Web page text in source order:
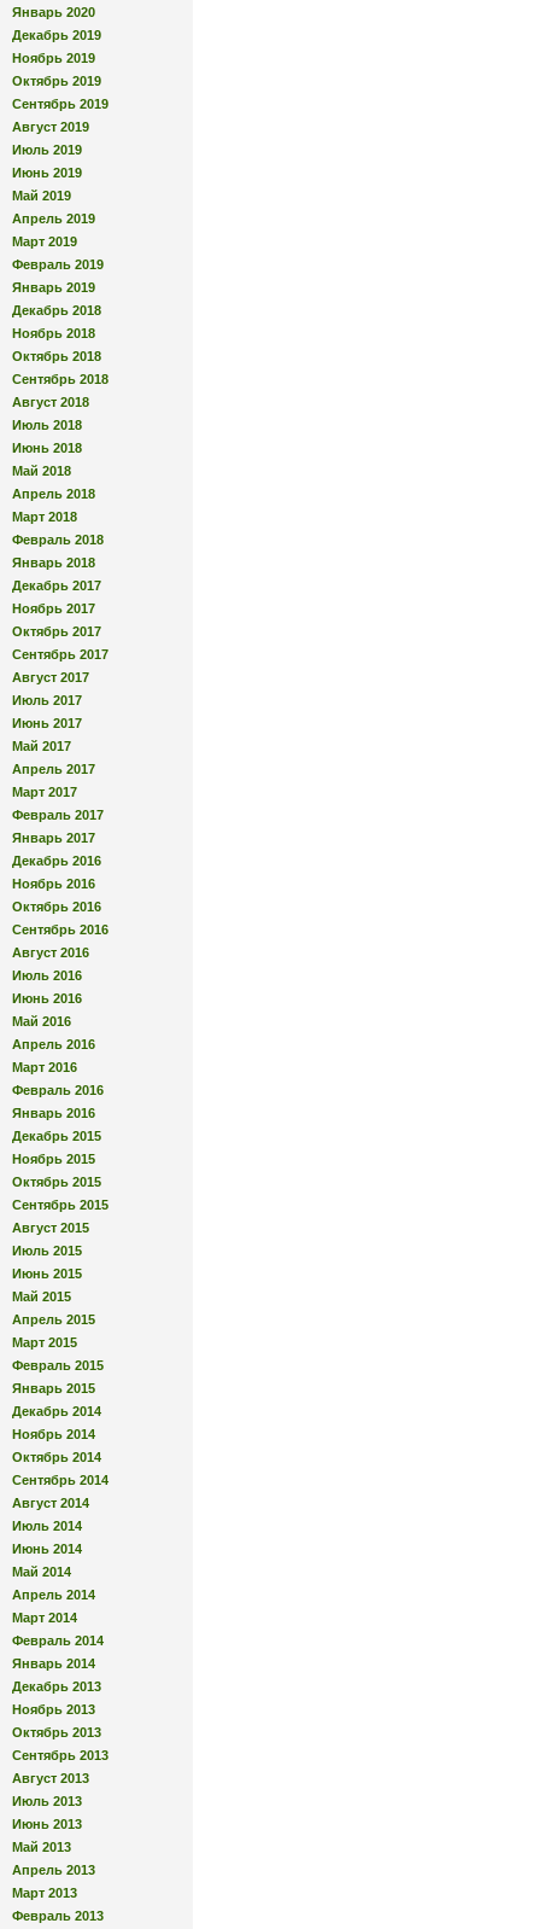
Январь 2020
Декабрь 2019
Ноябрь 2019
Октябрь 2019
Сентябрь 2019
Август 2019
Июль 2019
Июнь 2019
Май 2019
Апрель 2019
Март 2019
Февраль 2019
Январь 2019
Декабрь 2018
Ноябрь 2018
Октябрь 2018
Сентябрь 2018
Август 2018
Июль 2018
Июнь 2018
Май 2018
Апрель 2018
Март 2018
Февраль 2018
Январь 2018
Декабрь 2017
Ноябрь 2017
Октябрь 2017
Сентябрь 2017
Август 2017
Июль 2017
Июнь 2017
Май 2017
Апрель 2017
Март 2017
Февраль 2017
Январь 2017
Декабрь 2016
Ноябрь 2016
Октябрь 2016
Сентябрь 2016
Август 2016
Июль 2016
Июнь 2016
Май 2016
Апрель 2016
Март 2016
Февраль 2016
Январь 2016
Декабрь 2015
Ноябрь 2015
Октябрь 2015
Сентябрь 2015
Август 2015
Июль 2015
Июнь 2015
Май 2015
Апрель 2015
Март 2015
Февраль 2015
Январь 2015
Декабрь 2014
Ноябрь 2014
Октябрь 2014
Сентябрь 2014
Август 2014
Июль 2014
Июнь 2014
Май 2014
Апрель 2014
Март 2014
Февраль 2014
Январь 2014
Декабрь 2013
Ноябрь 2013
Октябрь 2013
Сентябрь 2013
Август 2013
Июль 2013
Июнь 2013
Май 2013
Апрель 2013
Март 2013
Февраль 2013